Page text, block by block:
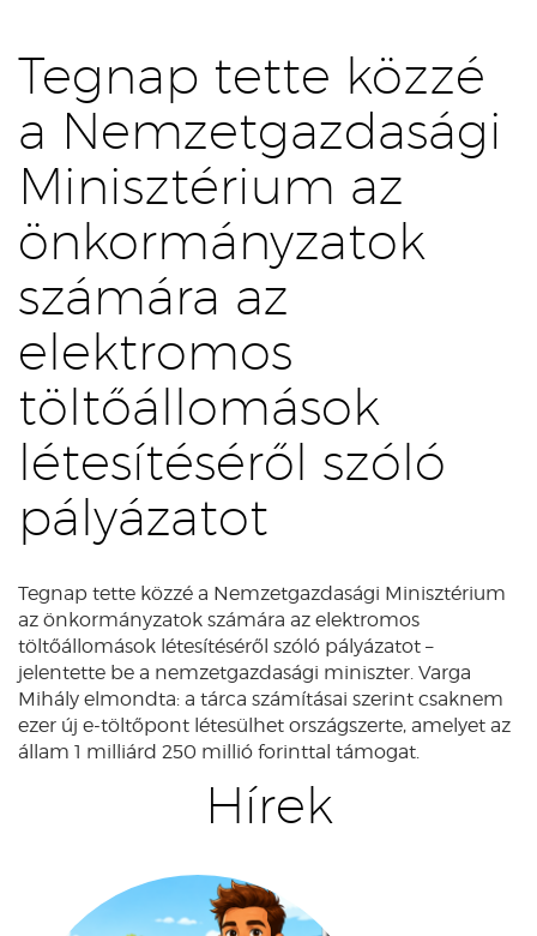
Tegnap tette közzé
a Nemzetgazdasági
Minisztérium az
önkormányzatok
számára az
elektromos
töltőállomások
létesítéséről szóló
pályázatot
Tegnap tette közzé a Nemzetgazdasági Minisztérium
az önkormányzatok számára az elektromos
töltőállomások létesítéséről szóló pályázatot –
jelentette be a nemzetgazdasági miniszter. Varga
Mihály elmondta: a tárca számításai szerint csaknem
ezer új e-töltőpont létesülhet országszerte, amelyet az
állam 1 milliárd 250 millió forinttal támogat.
Hírek